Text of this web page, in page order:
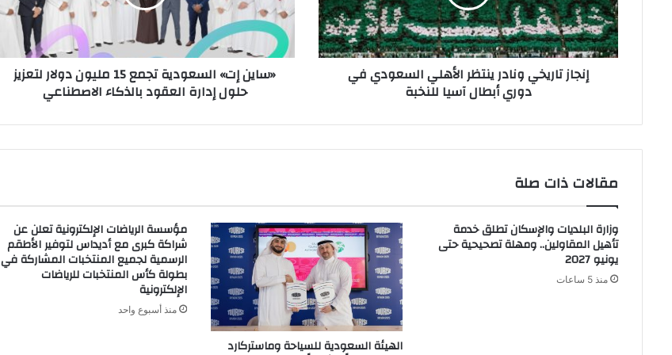
السعودي
في
دوري
أبطال
إنجاز تاريخي ونادر ينتظر الأهلي السعودي في
دوري أبطال آسيا للنخبة
مليون
دولار
لتعزيز
حلول
إدارة
الاصطناعي
«ساين إت» السعودية تجمع 15 مليون دولار لتعزيز
حلول إدارة العقود بالذكاء الاصطناعي
مقالات ذات صلة
وزارة البلديات والإسكان تطلق خدمة
تأهيل المقاولين.. ومهلة تصحيحية حتى
يونيو 2027
منذ 5 ساعات
الهيئة السعودية للسياحة وماستركارد
مؤسسة الرياضات الإلكترونية تعلن عن
شراكة كبرى مع أديداس لتوفير الأطقم
الرسمية لجميع المنتخبات المشاركة في
بطولة كأس المنتخبات للرياضات
الإلكترونية
منذ أسبوع واحد